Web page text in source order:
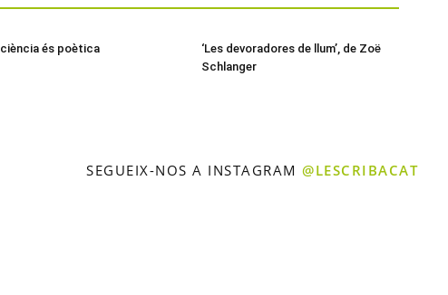
ciència és poètica
‘Les devoradores de llum’, de Zoë
Schlanger
SEGUEIX-NOS A INSTAGRAM @LESCRIBACAT